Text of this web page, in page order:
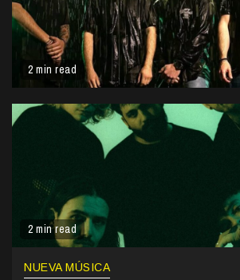
2 min read
2 min read
NUEVA MÚSICA